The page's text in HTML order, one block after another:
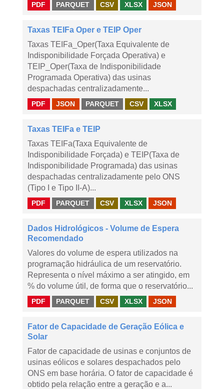
PDF PARQUET CSV XLSX JSON
Taxas TEIFa Oper e TEIP Oper
Taxas TEIFa_Oper(Taxa Equivalente de
Indisponibilidade Forçada Operativa) e
TEIP_Oper(Taxa de Indisponibilidade
Programada Operativa) das usinas
despachadas centralizadamente...
PDF JSON PARQUET CSV XLSX
Taxas TEIFa e TEIP
Taxas TEIFa(Taxa Equivalente de
Indisponibilidade Forçada) e TEIP(Taxa de
Indisponibilidade Programada) das usinas
despachadas centralizadamente pelo ONS
(Tipo I e Tipo II-A)...
PDF PARQUET CSV XLSX JSON
Dados Hidrológicos - Volume de Espera
Recomendado
Valores do volume de espera utilizados na
programação hidráulica de um reservatório.
Representa o nível máximo a ser atingido, em
% do volume útil, de forma que o reservatório...
PDF PARQUET CSV XLSX JSON
Fator de Capacidade de Geração Eólica e
Solar
Fator de capacidade de usinas e conjuntos de
usinas eólicos e solares despachados pelo
ONS em base horária. O fator de capacidade é
obtido pela relação entre a geração e a...